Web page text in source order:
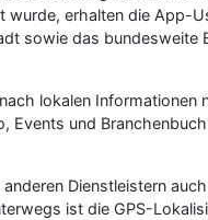
erhalten die App-
sowie das bundesweite
lokalen Informationen
und
Dienstleistern
ist die GPS-